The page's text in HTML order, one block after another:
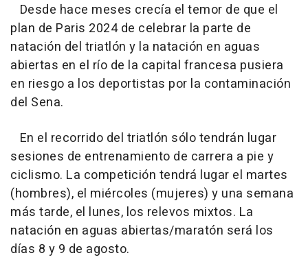
Desde hace meses crecía el temor de que el
plan de Paris 2024 de celebrar la parte de
natación del triatlón y la natación en aguas
abiertas en el río de la capital francesa pusiera
en riesgo a los deportistas por la contaminación
del Sena.
En el recorrido del triatlón sólo tendrán lugar
sesiones de entrenamiento de carrera a pie y
ciclismo. La competición tendrá lugar el martes
(hombres), el miércoles (mujeres) y una semana
más tarde, el lunes, los relevos mixtos. La
natación en aguas abiertas/maratón será los
días 8 y 9 de agosto.